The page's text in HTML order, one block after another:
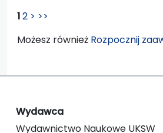
12 > >>
Możesz również Rozpocznij
Wydawca
Wydawnictwo Naukowe UKSW